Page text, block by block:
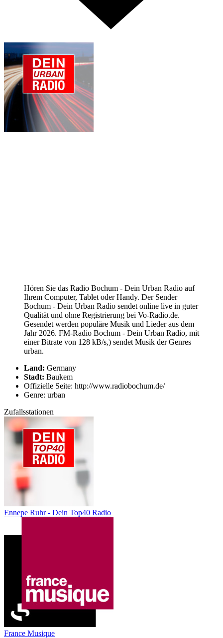
Hören Sie das Radio Bochum - Dein Urban Radio auf
Ihrem Computer, Tablet oder Handy. Der Sender
Bochum - Dein Urban Radio sendet online live in guter
Qualität und ohne Registrierung bei Vo-Radio.de.
Gesendet werden populäre Musik und Lieder aus dem
Jahr 2026. FM-Radio Bochum - Dein Urban Radio, mit
einer Bitrate von 128 kB/s,) sendet Musik der Genres
urban.
Land: Germany
Stadt: Baukem
Offizielle Seite: http://www.radiobochum.de/
Genre: urban
Zufallsstationen
Ennepe Ruhr - Dein Top40 Radio
France Musique